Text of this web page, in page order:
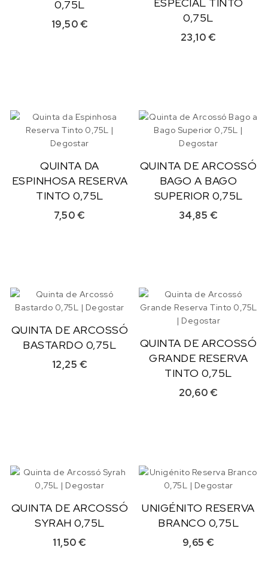
0,75L
19,50€
0,75L
23,10€
QUINTA DA
ESPINHOSA RESERVA
TINTO 0,75L
7,50€
QUINTA DE ARCOSSÓ
BAGO A BAGO
SUPERIOR 0,75L
34,85 €
QUINTA DE ARCOSSÓ
BASTARDO 0,75L
12,25 €
QUINTA DE ARCOSSÓ
GRANDE RESERVA
TINTO 0,75L
20,60€
QUINTA DE ARCOSSÓ
SYRAH 0,75L
11,50€
UNIGÉNITO RESERVA
BRANCO 0,75L
9,65 €